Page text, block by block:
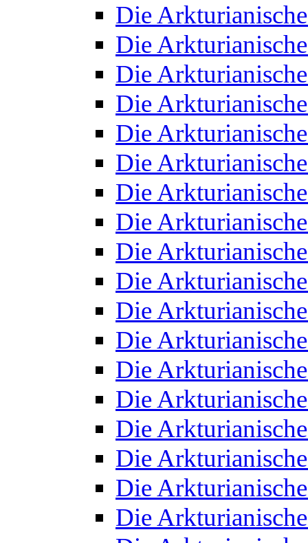
Die
Die
Die
Die
Die
Die
Die
Die
Die
Die
Die
Die
Die
Die
Die
Die
Die
Die